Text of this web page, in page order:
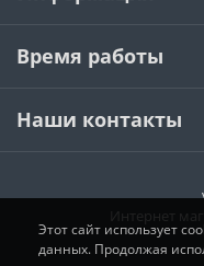
Время работы
Наши контакты
Интернет
Этот сайт использует
данных. Продолжая